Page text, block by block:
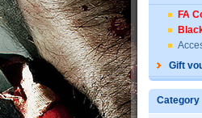
FA
Gift
Category